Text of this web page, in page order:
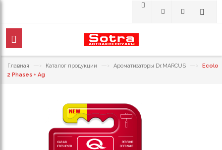
Главная —› Каталог продукции —› Ароматизаторы Dr.MARCUS —›
Ecolo
2 Phases + Ag